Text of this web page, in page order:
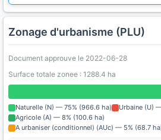
Zonage d'urbanisme (PLU)
Document approuve le 2022-06-28
Surface totale zonee : 1288.4 ha
Naturelle (N) — 75% (966.6 ha)
Urbaine (U)
Agricole (A) — 8% (100.6 ha)
A urbaniser (conditionnel) (AUc) — 5% (68.7